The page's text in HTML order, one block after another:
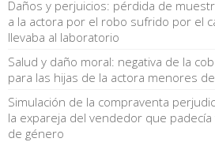
Daños y perjuicios: pérdida de
a la actora por el robo sufrido por el
llevaba al laboratorio
Salud y daño moral: negativa de la
para las hijas de la actora menores
Simulación de la compraventa
la expareja del vendedor que
de género